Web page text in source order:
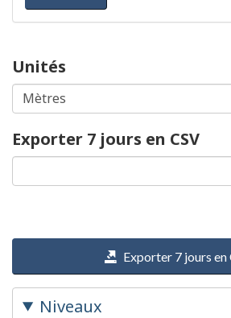
Unités
Exporter 7 jours en CSV
Exporter 7 jours en
Niveaux